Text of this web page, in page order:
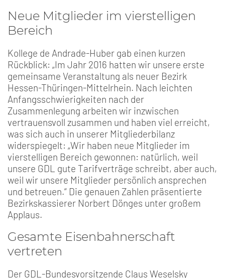
Neue Mitglieder im vierstelligen
Bereich
Kollege de Andrade-Huber gab einen kurzen
Rückblick: „Im Jahr 2016 hatten wir unsere erste
gemeinsame Veranstaltung als neuer Bezirk
Hessen-Thüringen-Mittelrhein. Nach leichten
Anfangsschwierigkeiten nach der
Zusammenlegung arbeiten wir inzwischen
vertrauensvoll zusammen und haben viel erreicht,
was sich auch in unserer Mitgliederbilanz
widerspiegelt: „Wir haben neue Mitglieder im
vierstelligen Bereich gewonnen: natürlich, weil
unsere GDL gute Tarifverträge schreibt, aber auch,
weil wir unsere Mitglieder persönlich ansprechen
und betreuen.“ Die genauen Zahlen präsentierte
Bezirkskassierer Norbert Dönges unter großem
Applaus.
Gesamte Eisenbahnerschaft
vertreten
Der GDL-Bundesvorsitzende Claus Weselsky